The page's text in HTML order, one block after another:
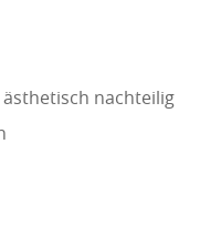
ästhetisch nachteilig